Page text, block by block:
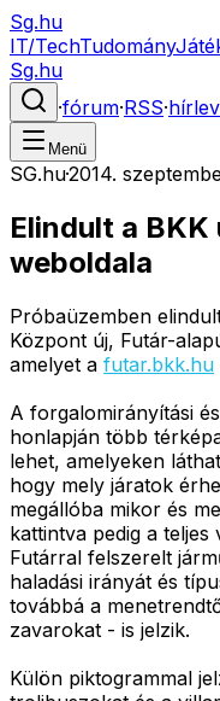
Sg.hu
IT/TechTudomány
Sg.hu
·fórum·RSS·
Menü
SG.hu·2014.
Elindult a
weboldala
Próbaüzemben
Központ új, Futár-
amelyet a futar.bkk.hu
A forgalomirányítási
honlapján több
lehet, amelyeken
hogy mely járatok
megállóba mikor és
kattintva pedig a teljes
Futárral felszerelt
haladási irányát és
továbbá a
zavarokat - is jelzik.
Külön piktogrammal